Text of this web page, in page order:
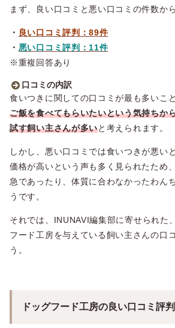
まず、良い口コミと悪い口コミの件数か
・ 良い口コミ評判：89件
・ 悪い口コミ評判：11件
※重複回答あり
口コミの内訳
良い口コミ(89件) 悪い口コ
・食べっぷりがいい…69件
・リピート購入している…25件
19件
・香りが良い…16件
・お腹の調子が良い・粒の形状・サ
イズが良い…11件
・味のバリエーションが良い…6件
・アレルギーに安心…5件
・皮膚と毛並みの健康維持を実感…
5件※
・栄養のバランスが良い…4件
・口臭が和らいだ…1件※
・値上げ
・賞味
・卵使
・注文か
食いつきに関しての口コミが最も多いこ
ご飯を食べてもらいたいという気持ちか
試す飼い主さんが多いと考えられます。
しかし、悪い口コミでは食いつきが悪い
価格が高いという声も多く見られたため
急であったり、体質に合わなかったわん
うです。
それでは、INUNAVI編集部に寄せられた
フード工房を与えている飼い主さんの口
う。
ドッグフード工房の良い口コミ評判